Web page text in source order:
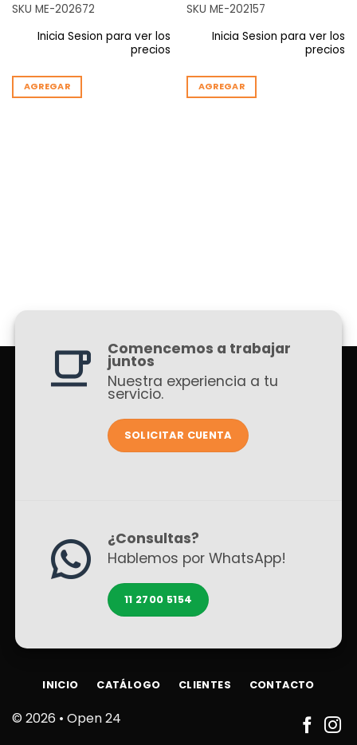
SKU ME-202672
Inicia Sesion para ver los
precios
AGREGAR
SKU ME-202157
Inicia Sesion para ver los
precios
AGREGAR
Comencemos a trabajar
juntos
Nuestra experiencia a tu
servicio.
SOLICITAR CUENTA
¿Consultas?
Hablemos por WhatsApp!
11 2700 5154
© 2026 • Open 24
INICIO CATÁLOGO CLIENTES CONTACTO